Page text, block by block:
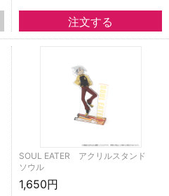
SOUL EATER アクリルスタンド
ソウル
1,650円